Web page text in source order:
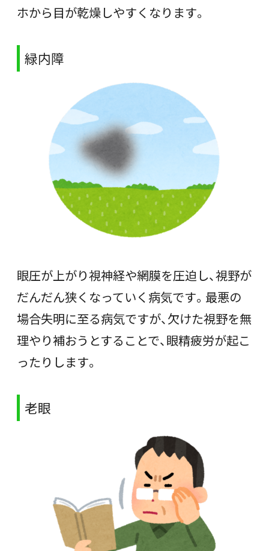
ホから目が乾燥しやすくなります。
緑内障
眼圧が上がり視神経や網膜を圧迫し、視野が
だんだん狭くなっていく病気です。最悪の
場合失明に至る病気ですが、欠けた視野を無
理やり補おうとすることで、眼精疲労が起こ
ったりします。
老眼